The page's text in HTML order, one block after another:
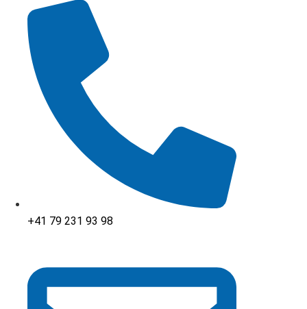
+41 79 231 93 98